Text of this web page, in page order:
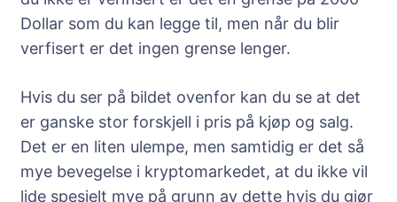
Dollar som du kan legge til, men når du blir
verfisert er det ingen grense lenger.
Hvis du ser på bildet ovenfor kan du se at det
er ganske stor forskjell i pris på kjøp og salg.
Det er en liten ulempe, men samtidig er det så
mye bevegelse i kryptomarkedet, at du ikke vil
lide spesielt mye på grunn av dette hvis du gjør